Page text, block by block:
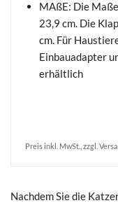
MAßE: Die
23,9 cm. Die
cm. Für
Einbauadapter
erhältlich
Preis inkl. MwSt., zzgl.
Nachdem Sie die